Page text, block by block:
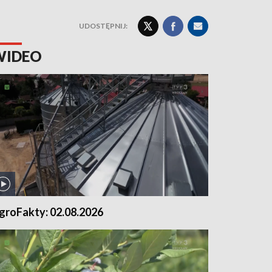
UDOSTĘPNIJ:
02.08.2026